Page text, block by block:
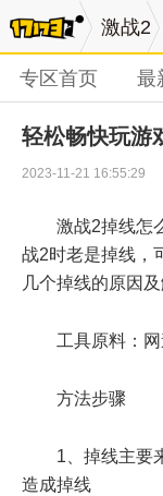
激战2
专区首页 最
轻松畅快玩游
2023-11-21 16:55:29
激战2掉线怎
战2时老是掉线，
几个掉线的原因
工具原料：
方法步骤
1、掉线主要
造成掉线